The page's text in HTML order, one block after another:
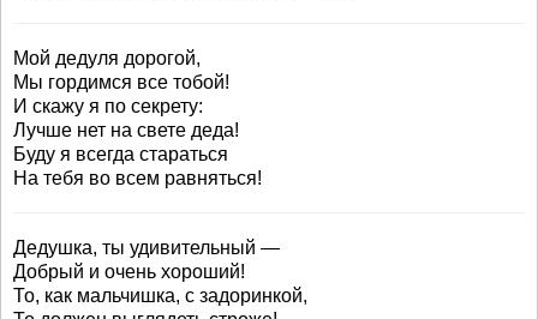
Мой дедуля дорогой,
Мы гордимся все тобой!
И скажу я по секрету:
Лучше нет на свете деда!
Буду я всегда стараться
На тебя во всем равняться!
Дедушка, ты удивительный —
Добрый и очень хороший!
То, как мальчишка, с задоринкой,